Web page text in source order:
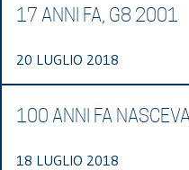
17 ANNI FA, G8 2001
20 LUGLIO 2018
100 ANNI FA
18 LUGLIO 2018